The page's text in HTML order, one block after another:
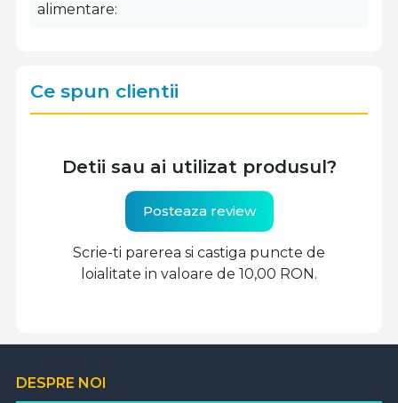
alimentare
Ce spun clientii
Detii sau ai utilizat produsul?
Posteaza review
Scrie-ti parerea si castiga puncte de
loialitate in valoare de 10,00 RON.
DESPRE NOI